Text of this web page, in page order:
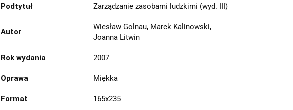
Podtytuł Zarządzanie zasobami ludzkimi (wyd. III)
Autor
Wiesław Golnau, Marek Kalinowski,
Joanna Litwin
Rok wydania 2007
Oprawa Miękka
Format 165x235